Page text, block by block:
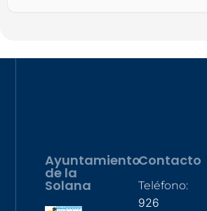
Ayuntamiento
de la
Solana
Contacto
Teléfono:
926